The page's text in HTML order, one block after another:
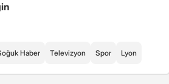
Haber Televizyon Spor Lyon